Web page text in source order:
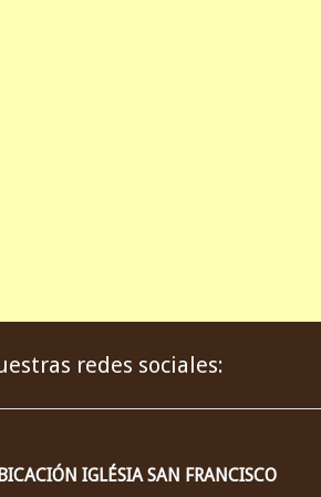
redes sociales:
IGLÉSIA SAN FRANCISCO